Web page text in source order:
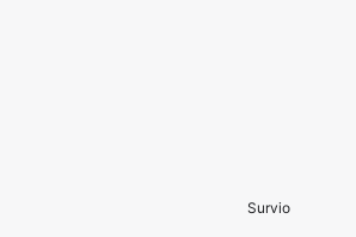
Survio